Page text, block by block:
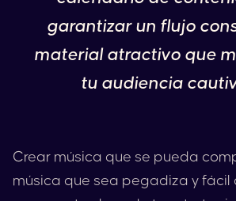
garantizar un flujo
material atractivo que
tu audiencia
Crear música que se pueda
música que sea pegadiza y fácil